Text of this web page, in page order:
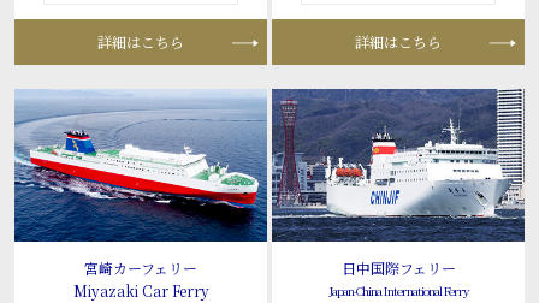
詳細はこちら 詳細はこちら
宮崎カーフェリー
Miyazaki Car Ferry
日中国際フェリー
Japan-China International Ferry